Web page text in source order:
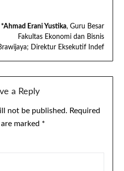
Erani Yustika, Guru Besar
Fakultas Ekonomi dan Bisnis
Direktur Eksekutif Indef
a Reply
not be published. Required
marked *